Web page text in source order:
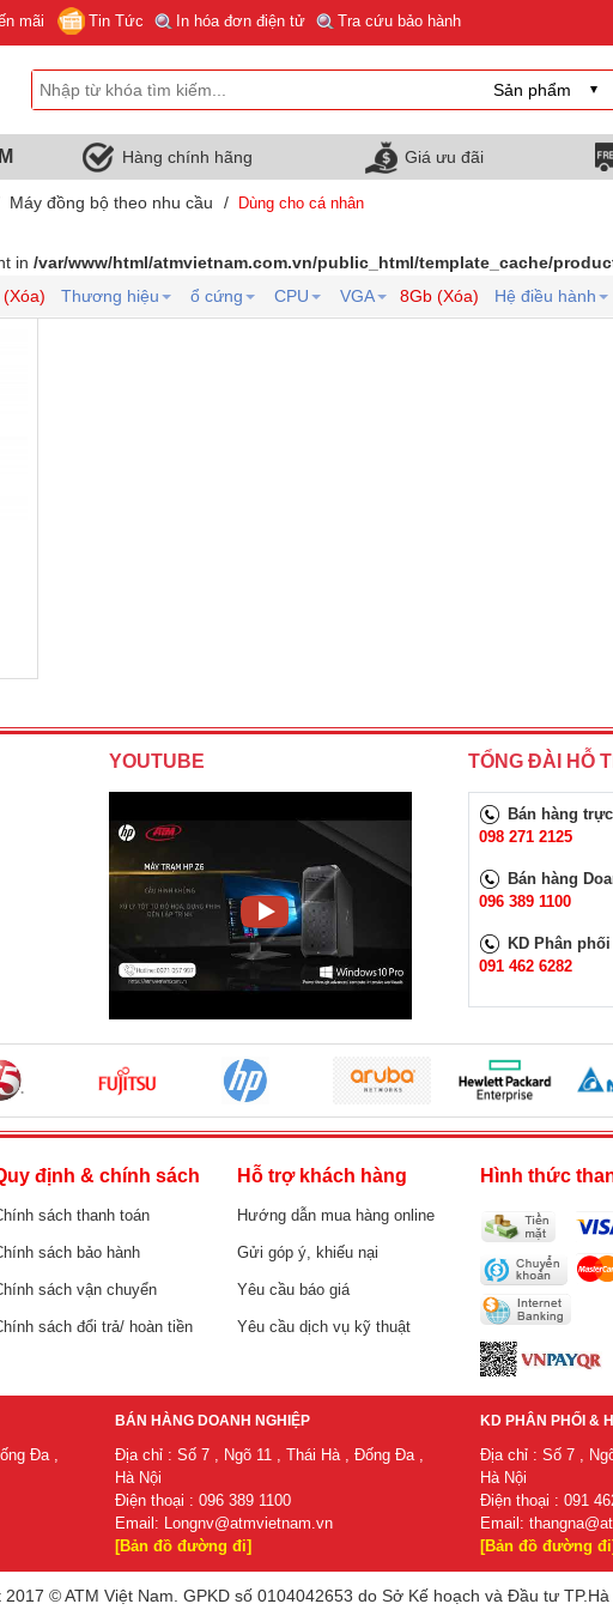
mãi Tin Tức In hóa đơn điện tử Tra cứu bảo hành
Hàng chính hãng Giá ưu đãi
Máy đồng bộ theo nhu cầu / Dùng cho cá nhân
in /var/www/html/atmvietnam.com.vn/public_html/template_cache/
Thương hiệu ổ cứng CPU VGA 8Gb (Xóa) Hệ điều hành
YOUTUBE TỔNG ĐÀI HỖ
Bán hàng
098 271 2125
Bán hàng
096 389 1100
KD Phân
091 462 6282
định & chính sách
sách thanh toán
sách bảo hành
sách vận chuyển
sách đổi trả/ hoàn tiền
Hỗ trợ khách hàng
Hướng dẫn mua hàng online
Gửi góp ý, khiếu nại
Yêu cầu báo giá
Yêu cầu dịch vụ kỹ thuật
Hình thức
Đa ,
BÁN HÀNG DOANH NGHIỆP
Địa chỉ : Số 7 , Ngõ 11 , Thái Hà , Đống Đa ,
Hà Nội
Điện thoại : 096 389 1100
Email: Longnv@atmvietnam.vn
[Bản đồ đường đi]
KD PHÂN PHỐI &
Địa chỉ : Số 7 ,
Hà Nội
Điện thoại : 091
Email:
[Bản đồ đường đi]
2017 © ATM Việt Nam. GPKD số 0104042653 do Sở Kế hoạch và Đầu tư